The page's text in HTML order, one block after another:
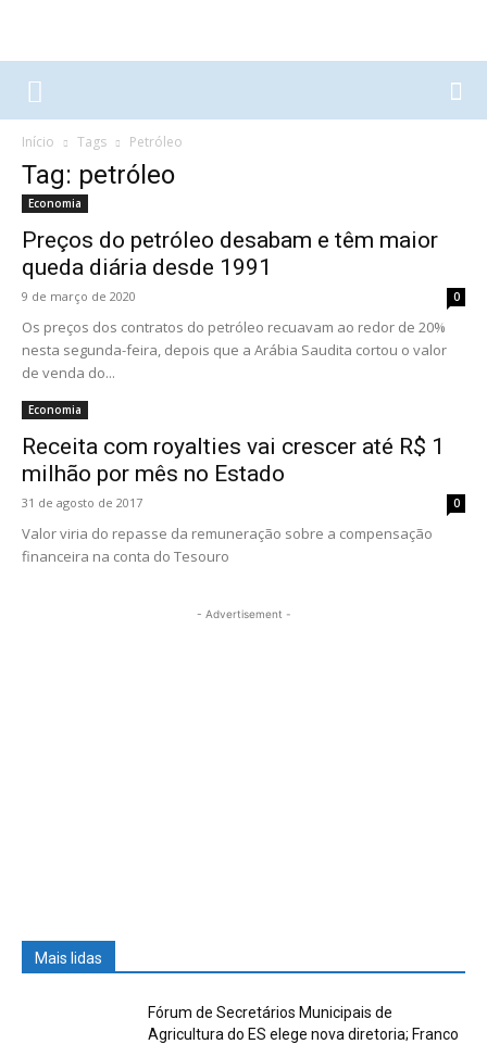
Início Tags Petróleo
Tag: petróleo
Economia
Preços do petróleo desabam e têm maior
queda diária desde 1991
9 de março de 2020 0
Os preços dos contratos do petróleo recuavam ao redor de 20%
nesta segunda-feira, depois que a Arábia Saudita cortou o valor
de venda do...
Economia
Receita com royalties vai crescer até R$ 1
milhão por mês no Estado
31 de agosto de 2017 0
Valor viria do repasse da remuneração sobre a compensação
financeira na conta do Tesouro
- Advertisement -
Mais lidas
Fórum de Secretários Municipais de
Agricultura do ES elege nova diretoria; Franco